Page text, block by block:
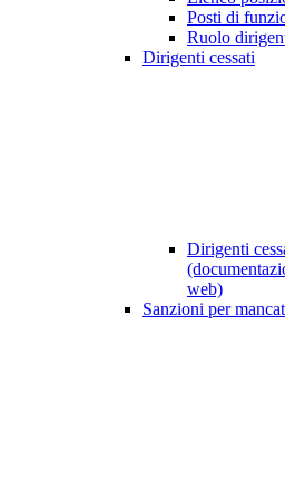
Posti di
Ruolo
Dirigenti cessati
Dirigenti
web)
Sanzioni per